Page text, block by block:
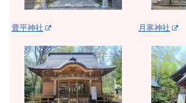
豊平神社 月寒神社